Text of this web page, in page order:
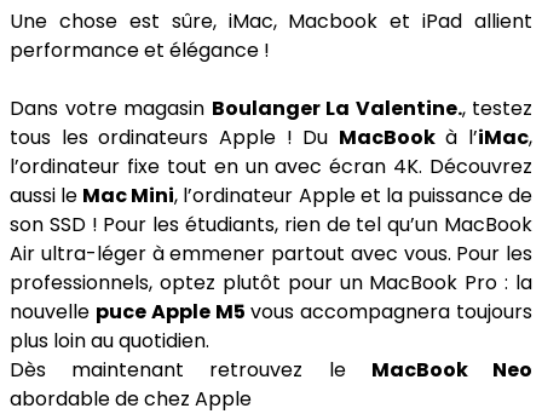
Une chose est sûre, iMac, Macbook et iPad allient
performance et élégance !
Dans votre magasin Boulanger La Valentine., testez
tous les ordinateurs Apple ! Du MacBookà l’iMac,
l’ordinateur fixe tout en un avec écran 4K. Découvrez
aussi le Mac Mini, l’ordinateur Apple et la puissance de
son SSD ! Pour les étudiants, rien de tel qu’un MacBook
Air ultra-léger à emmener partout avec vous. Pour les
professionnels, optez plutôt pour un MacBook Pro : la
nouvelle puce Apple M5 vous accompagnera toujours
plus loin au quotidien.
Dès maintenant retrouvez le MacBook Neo
abordable de chez Apple